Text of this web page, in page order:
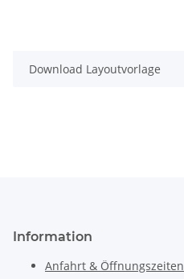
Download Layoutvorlage
Information
Anfahrt & Öffnungszeiten